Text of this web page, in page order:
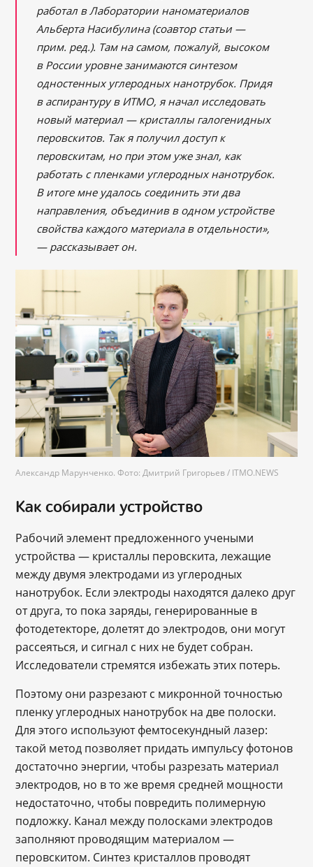
работал в Лаборатории наноматериалов
Альберта Насибулина (соавтор статьи —
прим. ред.). Там на самом, пожалуй, высоком
в России уровне занимаются синтезом
одностенных углеродных нанотрубок. Придя
в аспирантуру в ИТМО, я начал исследовать
новый материал — кристаллы галогенидных
перовскитов. Так я получил доступ к
перовскитам, но при этом уже знал, как
работать с пленками углеродных нанотрубок.
В итоге мне удалось соединить эти два
направления, объединив в одном устройстве
свойства каждого материала в отдельности»,
— рассказывает он.
Александр Марунченко. Фото: Дмитрий Григорьев / ITMO.NEWS
Как собирали устройство
Рабочий элемент предложенного учеными
устройства ― кристаллы перовскита, лежащие
между двумя электродами из углеродных
нанотрубок. Если электроды находятся далеко друг
от друга, то пока заряды, генерированные в
фотодетекторе, долетят до электродов, они могут
рассеяться, и сигнал с них не будет собран.
Исследователи стремятся избежать этих потерь.
Поэтому они разрезают с микронной точностью
пленку углеродных нанотрубок на две полоски.
Для этого используют фемтосекундный лазер:
такой метод позволяет придать импульсу фотонов
достаточно энергии, чтобы разрезать материал
электродов, но в то же время средней мощности
недостаточно, чтобы повредить полимерную
подложку. Канал между полосками электродов
заполняют проводящим материалом —
перовскитом. Синтез кристаллов проводят